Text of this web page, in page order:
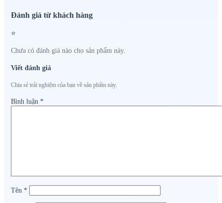
Đánh giá từ khách hàng
⭐
Chưa có đánh giá nào cho sản phẩm này.
Viết đánh giá
Chia sẻ trải nghiệm của bạn về sản phẩm này.
Bình luận *
Tên *